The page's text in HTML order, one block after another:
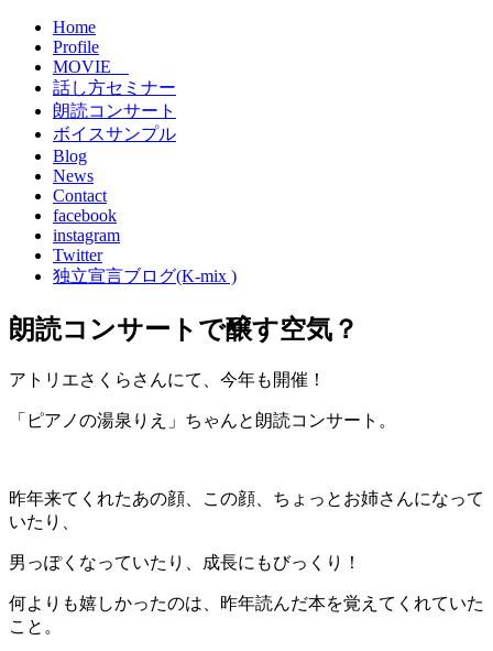
Home
Profile
MOVIE
話し方セミナー
朗読コンサート
ボイスサンプル
Blog
News
Contact
facebook
instagram
Twitter
独立宣言ブログ(K-mix )
朗読コンサートで醸す空気？
アトリエさくらさんにて、今年も開催！
「ピアノの湯泉りえ」ちゃんと朗読コンサート。
昨年来てくれたあの顔、この顔、ちょっとお姉さんになって
いたり、
男っぽくなっていたり、成長にもびっくり！
何よりも嬉しかったのは、昨年読んだ本を覚えてくれていた
こと。